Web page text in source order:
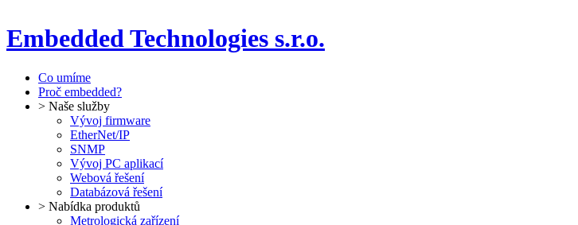
Embedded Technologies s.r.o.
Co umíme
Proč embedded?
> Naše služby
Vývoj firmware
EtherNet/IP
SNMP
Vývoj PC aplikací
Webová řešení
Databázová řešení
> Nabídka produktů
Metrologická zařízení